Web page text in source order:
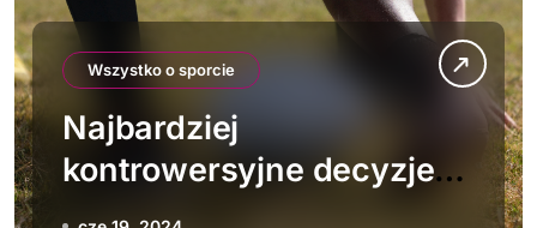
Wszystko o sporcie
Najbardziej
kontrowersyjne decyzje
sędziowskie w historii